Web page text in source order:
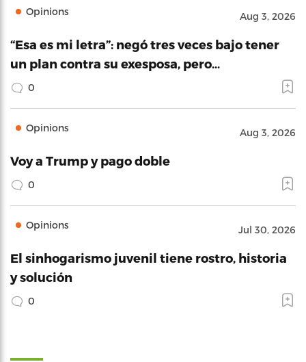
Opinions Aug 3, 2026
“Esa es mi letra”: negó tres veces bajo tener
un plan contra su exesposa, pero…
0
Opinions Aug 3, 2026
Voy a Trump y pago doble
0
Opinions Jul 30, 2026
El sinhogarismo juvenil tiene rostro, historia
y solución
0